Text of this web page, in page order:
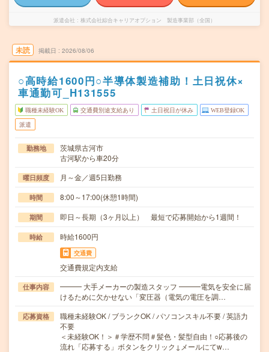
派遣会社 株式会社綜合キャリアオプション 製造事業部（全国）
未読 掲載日 2026/08/06
○高時給1600円○半導体製造補助！土日祝休×
車通勤可_H131555
職種未経験OK 交通費別途支給あり 土日祝日が休み WEB登録OK
派遣
勤務地
茨城県古河市
古河駅から車20分
曜日頻度 月～金／週5日勤務
時間 8:00～17:00(休憩1時間)
期間 即日～長期（3ヶ月以上） 最短で応募開始から1週間！
時給 時給1600円
交通費
交通費規定内支給
仕事内容
━━━ 大手メーカーの製造スタッフ ━━━電気を安全に届
けるために欠かせない「変圧器（電気の電圧を調…
応募資格
職種未経験OK / ブランクOK / パソコンスキル不要 / 英語力
不要
＜未経験OK！＞＃学歴不問＃髪色・髪型自由！○応募後の
流れ「応募する」ボタンをクリック↓メールにてw…